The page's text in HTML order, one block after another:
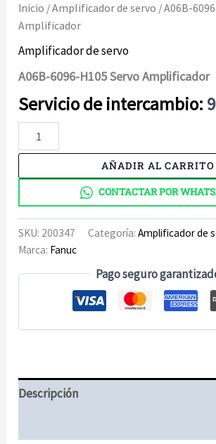
Inicio /Amplificador de servo / A06B-
Amplificador
Amplificador de servo
A06B-6096-H105 Servo Amplificador
6096-
H105
AÑADIR AL CARRITO
CONTACTAR POR
SKU: 200347 Categoría:Amplificador de
Marca: Fanuc
Pago seguro
Descripción